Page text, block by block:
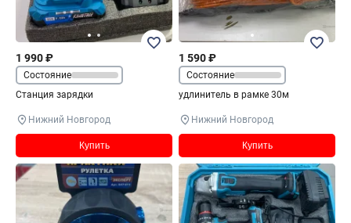
1 990 ₽
Состояние
Станция зарядки
Нижний Новгород
Купить
1 590 ₽
Состояние
удлинитель в рамке 30м
Нижний Новгород
Купить